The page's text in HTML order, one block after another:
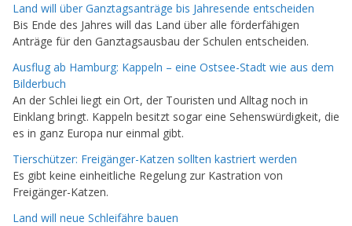
Land will über Ganztagsanträge bis Jahresende entscheiden
Bis Ende des Jahres will das Land über alle förderfähigen
Anträge für den Ganztagsausbau der Schulen entscheiden.
Ausflug ab Hamburg: Kappeln – eine Ostsee-Stadt wie aus dem
Bilderbuch
An der Schlei liegt ein Ort, der Touristen und Alltag noch in
Einklang bringt. Kappeln besitzt sogar eine Sehenswürdigkeit, die
es in ganz Europa nur einmal gibt.
Tierschützer: Freigänger-Katzen sollten kastriert werden
Es gibt keine einheitliche Regelung zur Kastration von
Freigänger-Katzen.
Land will neue Schleifähre bauen